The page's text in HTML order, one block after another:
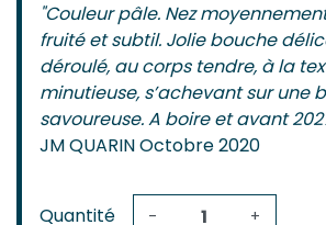
"Couleur pâle. Nez
fruité et subtil. Jolie bouche
déroulé, au corps tendre, à la
minutieuse, s’achevant sur une
savoureuse. A boire et avant
JM QUARIN Octobre 2020
Quantité - +